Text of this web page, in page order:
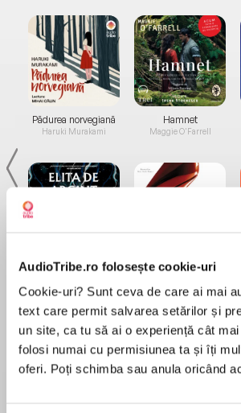
AudioTribe.ro folosește cookie-uri
Cookie-uri? Sunt ceva de care ai mai
text care permit salvarea setărilor și
un site, ca tu să ai o experiență cât
folosi numai cu permisiunea ta și îți
oferi. Poți schimba sau anula oricând
Pădurea norvegiană
Haruki Murakami
Elita de Argint (Elita
Hamnet
Maggie O'Farrell
Diavolul se îmbracă de
Desprecarte